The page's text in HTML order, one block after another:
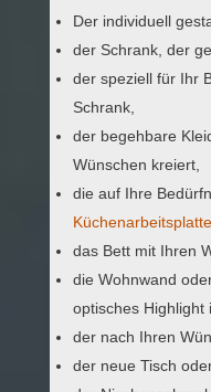
Der individuell
der Schrank, der
der speziell für Ihr
Schrank,
der begehbare
Wünschen kreiert,
die auf Ihre
Küchenarbeitsplatte
das Bett mit Ihren
die Wohnwand
optisches Highlight
der nach Ihren
der neue Tisch